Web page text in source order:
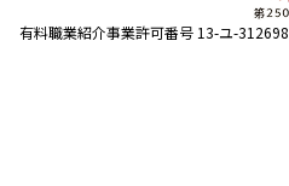
有料職業紹介事業許可番号 13-ユ-312698